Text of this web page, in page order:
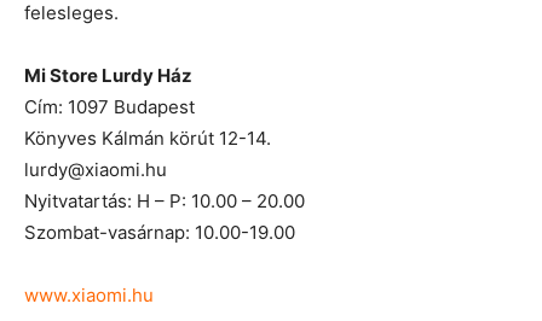
felesleges.
Mi Store Lurdy Ház
Cím: 1097 Budapest
Könyves Kálmán körút 12-14.
lurdy@xiaomi.hu
Nyitvatartás: H – P: 10.00 – 20.00
Szombat-vasárnap: 10.00-19.00
www.xiaomi.hu